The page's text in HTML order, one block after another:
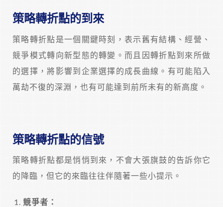
策略轉折點的到來
策略轉折點是一個關鍵時刻，表示舊有結構、經營、
競爭模式轉向新型態的轉變。而且因轉折點到來所做
的選擇，將影響到企業選擇的成長曲線。有可能陷入
萬劫不復的深淵，也有可能達到前所未有的新高度。
策略轉折點的信號
策略轉折點都是悄悄到來，不會大張旗鼓的告訴你它
的降臨，但它的來臨往往伴隨著一些小提示。
競爭者：